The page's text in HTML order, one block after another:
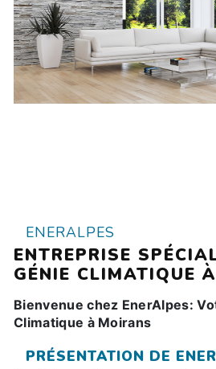
ENERALPES
ENTREPRISE
GÉNIE CLIMATIQUE
Bienvenue chez EnerAlpes:
Climatique à Moirans
PRÉSENTATION DE